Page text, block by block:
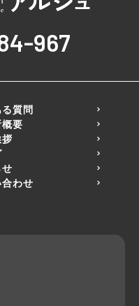
967
質問
要
わせ